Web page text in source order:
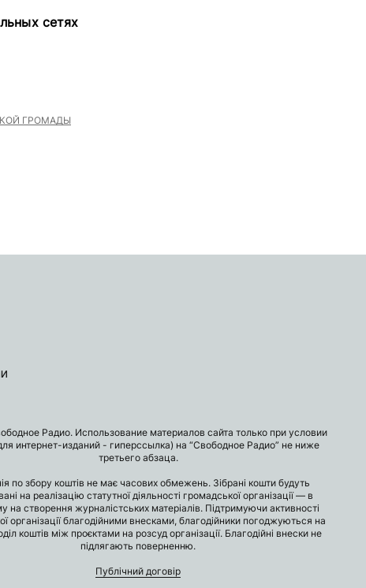
сетях
ГРОМАДЫ
Радио. Использование материалов сайта только при условии
интернет-изданий - гиперссылка) на “Свободное Радио” не ниже
третьего абзаца.
по збору коштів не має часових обмежень. Зібрані кошти будуть
на реалізацію статутної діяльності громадської організації — в
на створення журналістських матеріалів. Підтримуючи активності
організації благодійними внесками, благодійники погоджуються на
коштів між проєктами на розсуд організації. Благодійні внески не
підлягають поверненню.
Публічний договір